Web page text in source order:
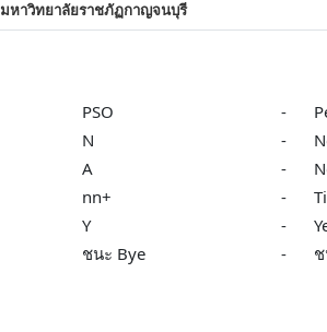
มหาวิทยาลัยราชภัฏกาญจนบุรี
PSO -
N -
A -
nn+ -
Y -
ชนะ Bye -